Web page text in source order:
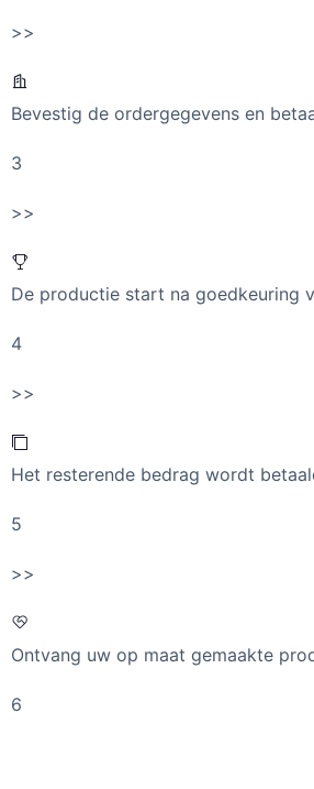
>>
Bevestig de ordergegevens en
3
>>
De productie start na goedkeuring
4
>>
Het resterende bedrag wordt
5
>>
Ontvang uw op maat gemaakte
6